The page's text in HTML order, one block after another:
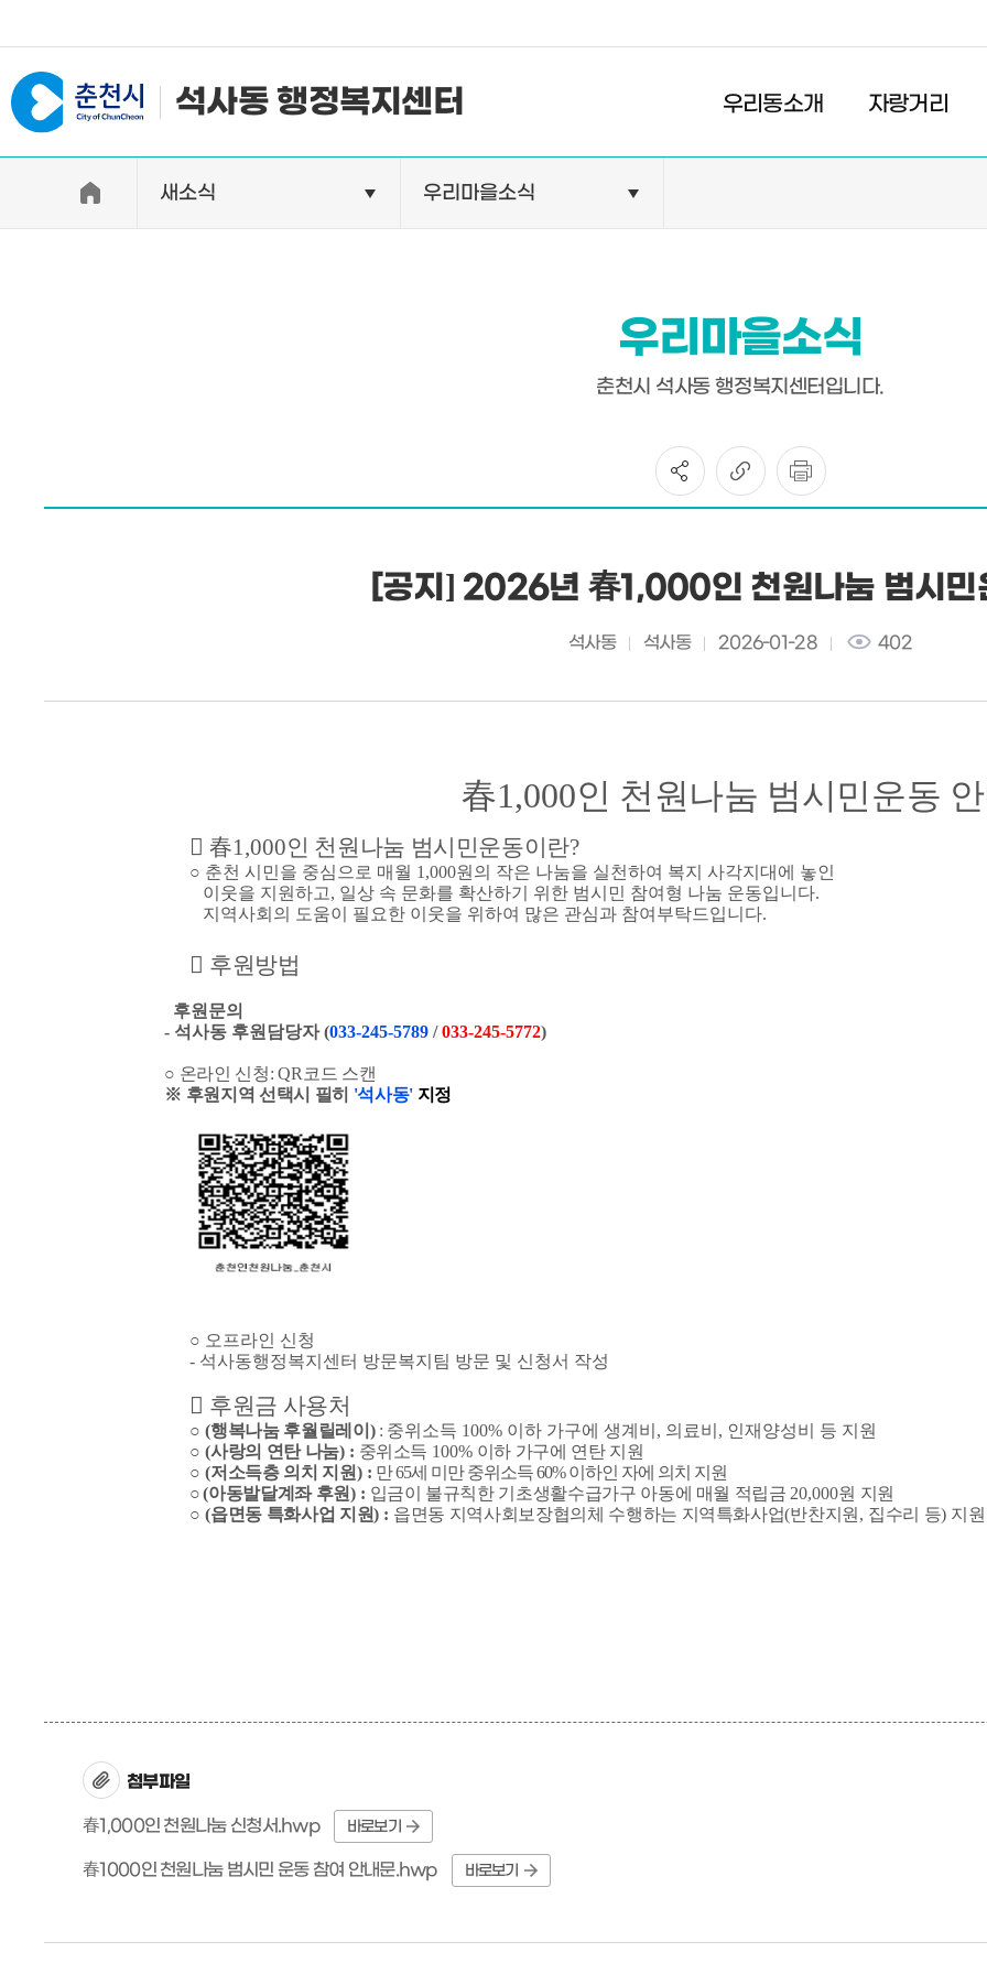
석사동 행정복지센터 우리동소개
우리동소개
자랑거리
민원안내
장애인 편의시설 설치 현황
의료기관
약국
#일자리지원센터 #물가정보
새소식 우리마을소식
우리마을소식
춘천시 석사동 행정복지센터입니다.
[공지] 2026년 春1,000인 천원나눔 범시민
석사동 석사동 2026-01-28 402
春1,000인 천원나눔 범시민운동 안
󰏅 春1,000인 천원나눔 범시민운동이란?
○ 춘천 시민을 중심으로 매월 1,000원의 작은 나눔을 실천하여 복지 사각지대에 놓인
이웃을 지원하고, 일상 속 문화를 확산하기 위한 범시민 참여형 나눔 운동입니다.
지역사회의 도움이 필요한 이웃을 위하여 많은 관심과 참여 부탁드입니다.
󰏅 후원방법
후원문의
- 석사동 후원담당자 (033-245-5789/033-245-5772)
○ 온라인 신청:QR 코드 스캔
※ 후원지역 선택시 필히 '석사동' 지정
○ 오프라인 신청
- 석사동행정복지센터 방문복지팀 방문 및 신청서 작성
󰏅 후원금 사용처
○ (행복나눔 후월릴레이 ): 중위소득 100% 이하 가구에 생계비 , 의료비 , 인재양성비 등 지원
○ (사랑의 연탄 나눔) : 중위소득 100% 이하 가구에 연탄 지원
○ (저소득층 의치 지원) : 만65세 미만 중위소득60%이하인 자에 의치 지원
○(아동발달계좌 후원) : 입금이 불규칙한 기초생활수급가구 아동에 매월 적립금 20,000원 지원
○ (읍면동 특화사업 지원) : 읍면동 지역사회보장협의체 수행하는 지역특화사업(반찬지원 , 집수리 등) 지원
첨부파일
春1,000인 천원나눔 신청서.hwp 바로보기
春1000인 천원나눔 범시민 운동 참여 안내문.hwp 바로보기